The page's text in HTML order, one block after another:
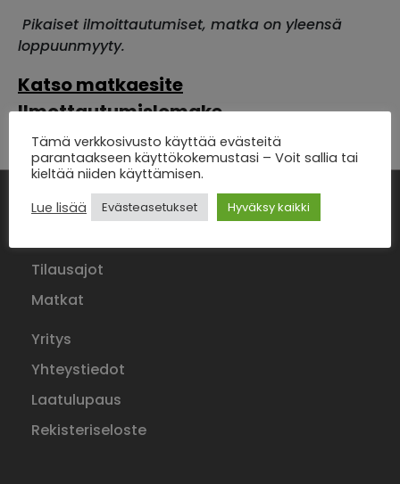
Pikaiset ilmoittautumiset, matka on yleensä
loppuunmyyty.
Katso matkaesite
Ilmottautumislomake
Tilausajot
Matkat
Yritys
Yhteystiedot
Laatulupaus
Rekisteriseloste
Tämä verkkosivusto käyttää evästeitä
parantaakseen käyttökokemustasi – Voit sallia tai
kieltää niiden käyttämisen.
Lue lisää
Evästeasetukset Hyväksy kaikki